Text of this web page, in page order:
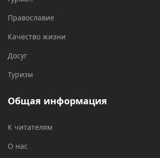
Православие
Качество жизни
Досуг
Туризм
Общая информация
К читателям
О нас